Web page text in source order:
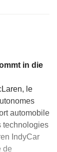
in die
le
automobile
technologies
IndyCar
de